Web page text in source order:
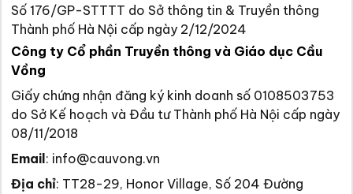
Số 176/GP-STTTT do Sở thông tin & Truyền thông
Thành phố Hà Nội cấp ngày 2/12/2024
Công ty Cổ phần Truyền thông và Giáo dục Cầu
Vồng
Giấy chứng nhận đăng ký kinh doanh số 0108503753
do Sở Kế hoạch và Đầu tư Thành phố Hà Nội cấp ngày
08/11/2018
Email: info@cauvong.vn
Địa chỉ: TT28-29, Honor Village, Số 204 Đường